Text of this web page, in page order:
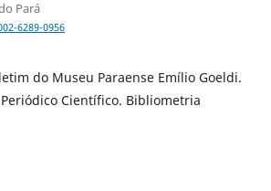
Pará
6289-0956
do Museu Paraense Emílio Goeldi.
Científico. Bibliometria